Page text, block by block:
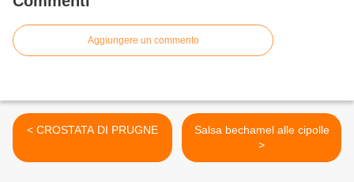
Aggiungere un commento
< CROSTATA DI PRUGNE
Salsa bechamel alle cipolle
>